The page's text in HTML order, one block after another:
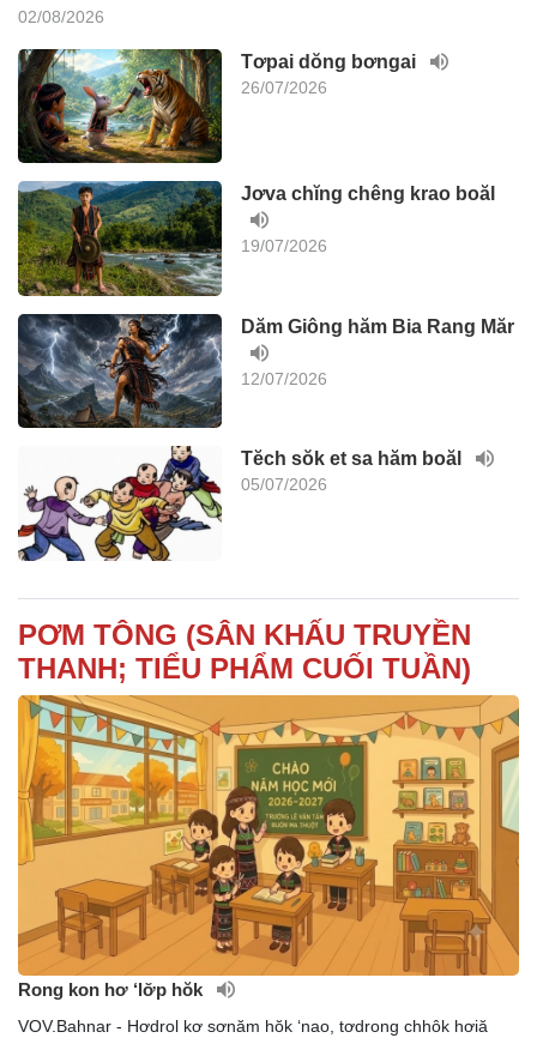
02/08/2026
Tơpai dŏng bơngai
26/07/2026
Jơva chĭng chêng krao boăl
19/07/2026
Dăm Giông hăm Bia Rang Măr
12/07/2026
Tĕch sŏk et sa hăm boăl
05/07/2026
PƠM TÔNG (SÂN KHẤU TRUYỀN
THANH; TIỂU PHẨM CUỐI TUẦN)
Rong kon hơ ‘lơ̆p hŏk
VOV.Bahnar - Hơdrol kơ sơnăm hŏk ‘nao, tơdrong chhôk hơiă